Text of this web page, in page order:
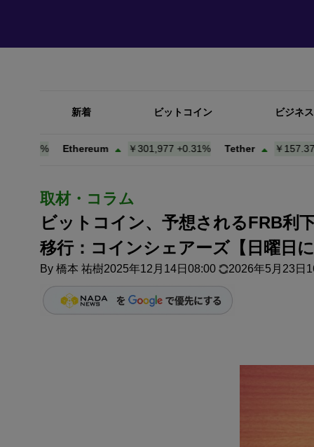
新着 ビットコイン ビジネス
Ethereum ￥301,977+0.31% Tether ￥157.37+0.02%
取材・コラム
ビットコイン、予想されるFRB利
移行：コインシェアーズ【日曜日
By 橋本 祐樹2025年12月14日08:00 2026年5月23日